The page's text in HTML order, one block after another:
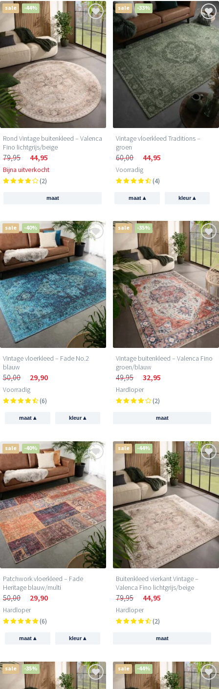
sale -44%
Rond Vintage buitenkleed – Valenca
Fino lichtgrijs/beige
79,95 44,95
Bijna uitverkocht
(2)
maat
sale -33%
Vintage vloerkleed Traditions –
groen
60,00 44,95
Voorradig
(4)
maat ▴ kleur▴
sale -40%
Vintage vloerkleed – Fade No.2
blauw
50,00 29,90
Voorradig
(6)
maat ▴ kleur▴
sale -35%
Vintage buitenkleed – Valenca Fino
groen/blauw
49,95 32,95
Hardloper
(2)
maat
sale -40%
Patchwork vloerkleed – Fade
Heritage blauw/multi
50,00 29,90
Hardloper
(6)
maat ▴ kleur▴
sale -44%
Buitenkleed vierkant Vintage –
Valenca Fino lichtgrijs/beige
79,95 44,95
Hardloper
(2)
maat
sale -35% sale -44%